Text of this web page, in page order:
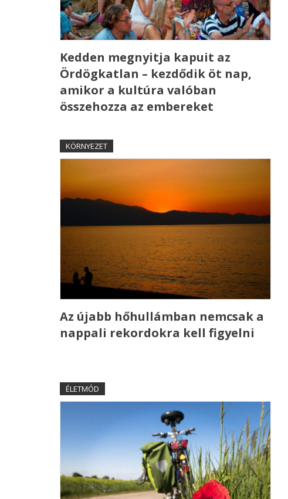
Kedden megnyitja kapuit az
Ördögkatlan – kezdődik öt nap,
amikor a kultúra valóban
összehozza az embereket
KÖRNYEZET
Az újabb hőhullámban nemcsak a
nappali rekordokra kell figyelni
ÉLETMÓD